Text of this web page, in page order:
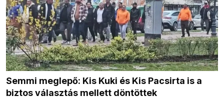
Semmi meglepő: Kis Kuki és Kis Pacsirta is a
biztos választás mellett döntöttek